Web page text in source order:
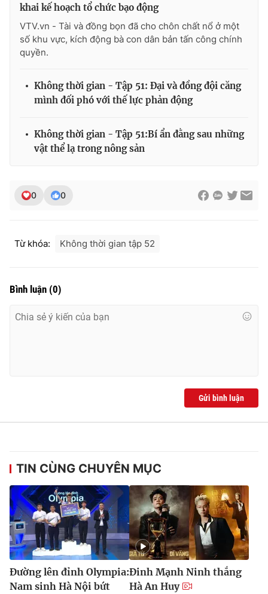
khai kế hoạch tổ chức bạo động
VTV.vn - Tài và đồng bọn đã cho chôn chất nổ ở một
số khu vực, kích động bà con dân bản tấn công chính
quyền.
Không thời gian - Tập 51: Đại và đồng đội căng
mình đối phó với thế lực phản động
Không thời gian - Tập 51:Bí ẩn đằng sau những
vật thể lạ trong nông sản
0 0
Từ khóa: Không thời gian tập 52
Bình luận (0)
Gửi bình luận
TIN CÙNG CHUYÊN MỤC
Đường lên đỉnh Olympia:
Nam sinh Hà Nội bứt
Đinh Mạnh Ninh thắng
Hà An Huy